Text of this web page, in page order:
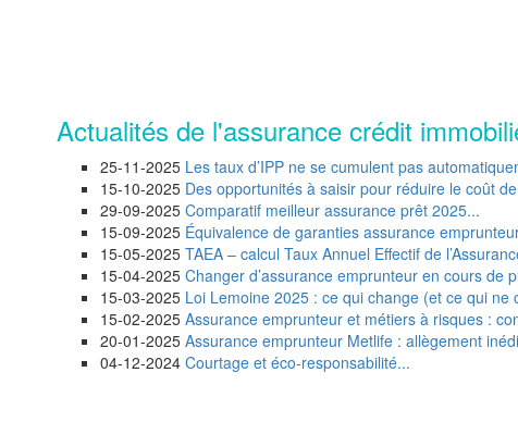
Actualités de l'assurance crédit
25-11-2025 Les taux d’IPP ne se cumulent pas
15-10-2025 Des opportunités à saisir pour réduire le coût
29-09-2025 Comparatif meilleur assurance prêt 2025...
15-09-2025 Équivalence de garanties assurance
15-05-2025 TAEA – calcul Taux Annuel Effectif de
15-04-2025 Changer d’assurance emprunteur en cours de
15-03-2025 Loi Lemoine 2025 : ce qui change (et ce qui ne
15-02-2025 Assurance emprunteur et métiers à risques :
20-01-2025 Assurance emprunteur Metlife : allègement
04-12-2024 Courtage et éco-responsabilité...